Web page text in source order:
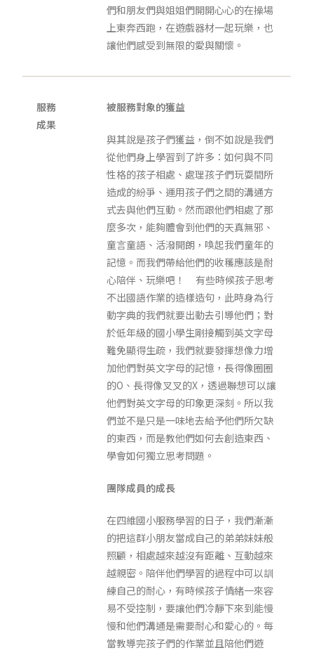
們和朋友們與姐姐們開開心心的在操場
上東奔西跑，在遊戲器材一起玩樂，也
讓他們感受到無限的愛與關懷。
服務
成果
被服務對象的獲益
與其說是孩子們獲益，倒不如說是我們
從他們身上學習到了許多：如何與不同
性格的孩子相處、處理孩子們玩耍間所
造成的紛爭、運用孩子們之間的溝通方
式去與他們互動。然而跟他們相處了那
麼多次，能夠體會到他們的天真無邪、
童言童語、活潑開朗，喚起我們童年的
記憶。而我們帶給他們的收穫應該是耐
心陪伴、玩樂吧！ 有些時候孩子思考
不出國語作業的造樣造句，此時身為行
動字典的我們就要出動去引導他們；對
於低年級的國小學生剛接觸到英文字母
難免顯得生疏，我們就要發揮想像力增
加他們對英文字母的記憶，長得像圈圈
的O、長得像叉叉的X，透過聯想可以讓
他們對英文字母的印象更深刻。所以我
們並不是只是一味地去給予他們所欠缺
的東西，而是教他們如何去創造東西、
學會如何獨立思考問題。
團隊成員的成長
在四維國小服務學習的日子，我們漸漸
的把這群小朋友當成自己的弟弟妹妹般
照顧，相處越來越沒有距離、互動越來
越親密。陪伴他們學習的過程中可以訓
練自己的耐心，有時候孩子情緒一來容
易不受控制，要讓他們冷靜下來到能慢
慢和他們溝通是需要耐心和愛心的。每
當教導完孩子們的作業並且陪他們遊